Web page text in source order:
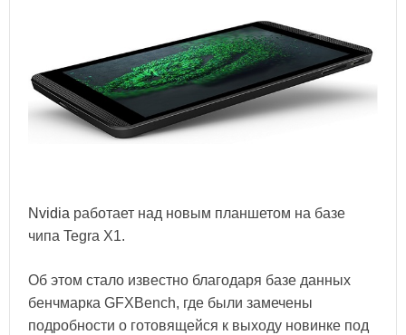
Nvidia работает над новым планшетом на базе
чипа Tegra X1.
Об этом стало известно благодаря базе данных
бенчмарка GFXBench, где были замечены
подробности о готовящейся к выходу новинке под